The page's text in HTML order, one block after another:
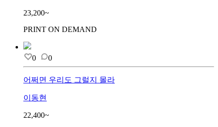
23,200~
PRINT ON DEMAND
0 0
어쩌면 우리도 그럴지 몰라
이동현
22,400~